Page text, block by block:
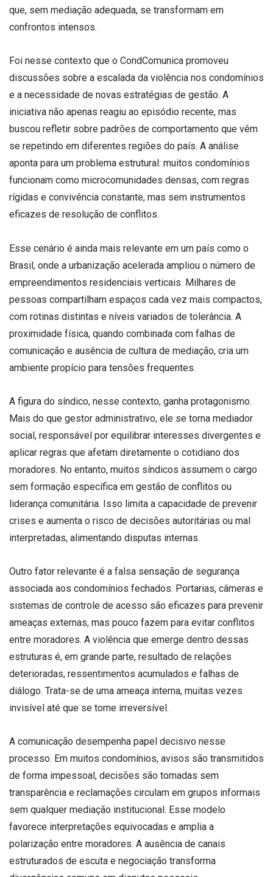
que, sem mediação adequada, se transformam em
confrontos intensos.
Foi nesse contexto que o CondComunica promoveu
discussões sobre a escalada da violência nos condomínios
e a necessidade de novas estratégias de gestão. A
iniciativa não apenas reagiu ao episódio recente, mas
buscou refletir sobre padrões de comportamento que vêm
se repetindo em diferentes regiões do país. A análise
aponta para um problema estrutural: muitos condomínios
funcionam como microcomunidades densas, com regras
rígidas e convivência constante, mas sem instrumentos
eficazes de resolução de conflitos.
Esse cenário é ainda mais relevante em um país como o
Brasil, onde a urbanização acelerada ampliou o número de
empreendimentos residenciais verticais. Milhares de
pessoas compartilham espaços cada vez mais compactos,
com rotinas distintas e níveis variados de tolerância. A
proximidade física, quando combinada com falhas de
comunicação e ausência de cultura de mediação, cria um
ambiente propício para tensões frequentes.
A figura do síndico, nesse contexto, ganha protagonismo.
Mais do que gestor administrativo, ele se torna mediador
social, responsável por equilibrar interesses divergentes e
aplicar regras que afetam diretamente o cotidiano dos
moradores. No entanto, muitos síndicos assumem o cargo
sem formação específica em gestão de conflitos ou
liderança comunitária. Isso limita a capacidade de prevenir
crises e aumenta o risco de decisões autoritárias ou mal
interpretadas, alimentando disputas internas.
Outro fator relevante é a falsa sensação de segurança
associada aos condomínios fechados. Portarias, câmeras e
sistemas de controle de acesso são eficazes para prevenir
ameaças externas, mas pouco fazem para evitar conflitos
entre moradores. A violência que emerge dentro dessas
estruturas é, em grande parte, resultado de relações
deterioradas, ressentimentos acumulados e falhas de
diálogo. Trata-se de uma ameaça interna, muitas vezes
invisível até que se torne irreversível.
A comunicação desempenha papel decisivo nesse
processo. Em muitos condomínios, avisos são transmitidos
de forma impessoal, decisões são tomadas sem
transparência e reclamações circulam em grupos informais
sem qualquer mediação institucional. Esse modelo
favorece interpretações equivocadas e amplia a
polarização entre moradores. A ausência de canais
estruturados de escuta e negociação transforma